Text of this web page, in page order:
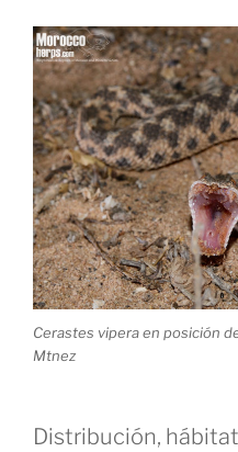
Cerastes vipera en posición
Mtnez
Distribución,